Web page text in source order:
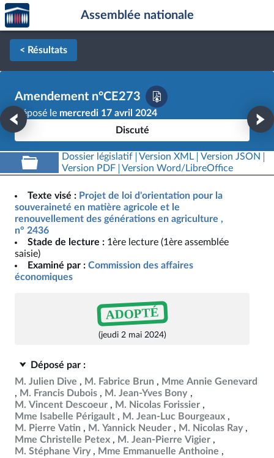
Aller au contenu
Aller en bas de la page
Accèder
à la
page
d'accueil
Assemblée nationale
< Résultats
Amendement n°CE273
Déposé le mercredi 17 avril 2024
Discuté
Dossier législatif Version XML
Version JSON
Version PDF
Version Word/LibreOffice
Texte visé : Projet de loi d'orientation pour la
souveraineté en matière agricole et le
renouvellement des générations en agriculture ,
n° 2436
Stade de lecture : 1ère lecture (1ère assemblée
saisie)
Examiné par : Commission des affaires
économiques
ADOPTÉ
(jeudi 2 mai 2024)
Déposé par :
M. Julien Dive
M. Fabrice Brun
Mme Annie Genevard
M. Francis Dubois
M. Jean-Yves Bony
M. Vincent Descoeur
M. Nicolas Forissier
Mme Isabelle Périgault
M. Jean-Luc Bourgeaux
M. Pierre Vatin
M. Yannick Neuder
M. Nicolas Ray
Mme Christelle Petex
M. Jean-Pierre Vigier
M. Stéphane Viry
Mme Emmanuelle Anthoine